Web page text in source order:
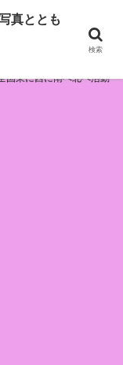
とともに！
国東に西に南へ北へ活動
真ととも
検索